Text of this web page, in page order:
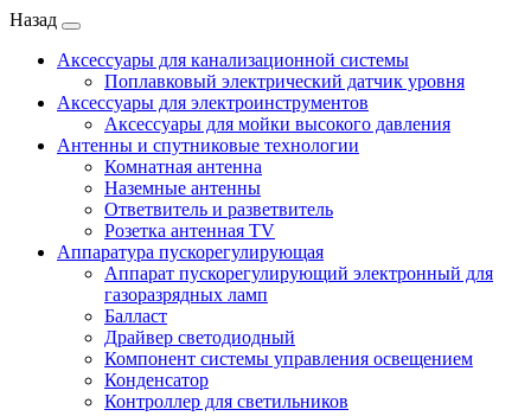
Назад
Аксессуары для канализационной системы
Поплавковый электрический датчик уровня
Аксессуары для электроинструментов
Аксессуары для мойки высокого давления
Антенны и спутниковые технологии
Комнатная антенна
Наземные антенны
Ответвитель и разветвитель
Розетка антенная TV
Аппаратура пускорегулирующая
Аппарат пускорегулирующий электронный для
газоразрядных ламп
Балласт
Драйвер светодиодный
Компонент системы управления освещением
Конденсатор
Контроллер для светильников